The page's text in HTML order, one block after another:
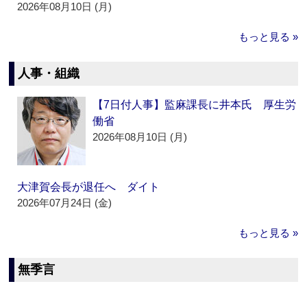
2026年08月10日 (月)
もっと見る »
人事・組織
【7日付人事】監麻課長に井本氏 厚生労
働省
2026年08月10日 (月)
大津賀会長が退任へ ダイト
2026年07月24日 (金)
もっと見る »
無季言